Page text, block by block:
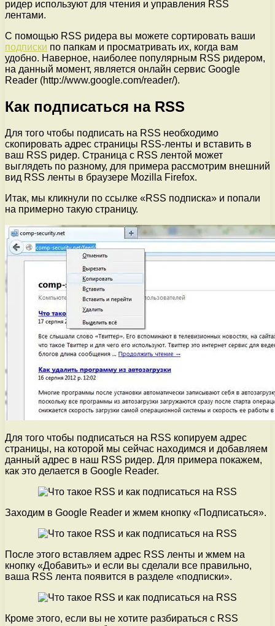
ридер используют для чтения и управления RSS
лентами.
С помощью RSS ридера вы можете сортировать ваши
подписки по папкам и просматривать их, когда вам
удобно. Наверное, наиболее популярным RSS ридером,
на данный момент, является онлайн сервис Google
Reader (http://www.google.com/reader/).
Как подписаться на RSS
Для того чтобы подписать на RSS необходимо
скопировать адрес страницы RSS-ленты и вставить в
ваш RSS ридер. Страница с RSS лентой может
выглядеть по разному, для примера рассмотрим внешний
вид RSS ленты в браузере Mozilla Firefox.
Итак, мы кликнули по ссылке «RSS подписка» и попали
на примерно такую страницу.
Для того чтобы подписаться на RSS копируем адрес
страницы, на которой мы сейчас находимся и добавляем
данный адрес в наш RSS ридер. Для примера покажем,
как это делается в Google Reader.
Заходим в Google Reader и жмем кнопку «Подписаться».
После этого вставляем адрес RSS ленты и жмем на
кнопку «Добавить» и если вы сделали все правильно,
ваша RSS лента появится в разделе «подписки».
Кроме этого, если вы не хотите разбираться с RSS